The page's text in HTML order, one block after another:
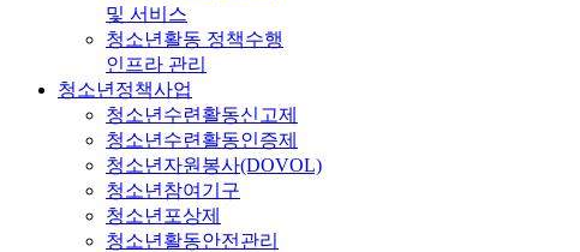
및 서비스
청소년활동 정책수행
인프라 관리
청소년정책사업
청소년수련활동신고제
청소년수련활동인증제
청소년자원봉사(DOVOL)
청소년참여기구
청소년포상제
청소년활동안전관리